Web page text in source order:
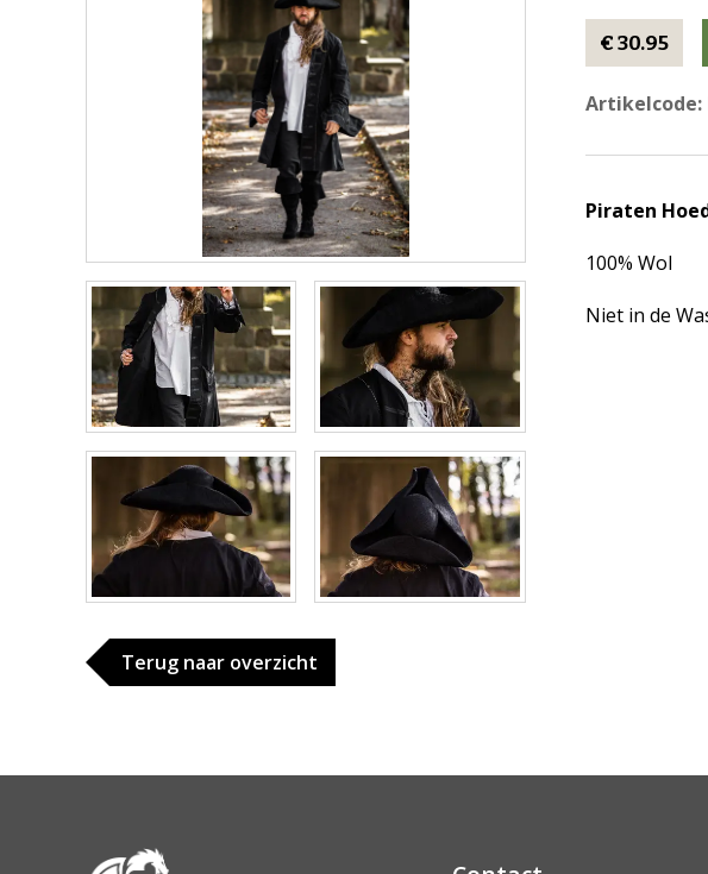
Terug naar overzicht
€ 30.95
Artikelcode:
Piraten
100% Wol
Niet in de